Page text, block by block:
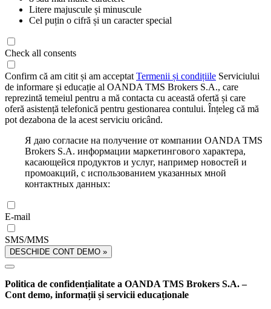
Litere majuscule și minuscule
Cel puțin o cifră și un caracter special
Check all consents
Confirm că am citit și am acceptat Termenii și condițiile Serviciului
de informare și educație al OANDA TMS Brokers S.A., care
reprezintă temeiul pentru a mă contacta cu această ofertă și care
oferă asistență telefonică pentru gestionarea contului. Înțeleg că mă
pot dezabona de la acest serviciu oricând.
Я даю согласие на получение от компании OANDA TMS
Brokers S.A. информации маркетингового характера,
касающейся продуктов и услуг, например новостей и
промоакций, с использованием указанных мной
контактных данных:
E-mail
SMS/MMS
DESCHIDE CONT DEMO »
Politica de confidențialitate a OANDA TMS Brokers S.A. –
Cont demo, informații și servicii educaționale